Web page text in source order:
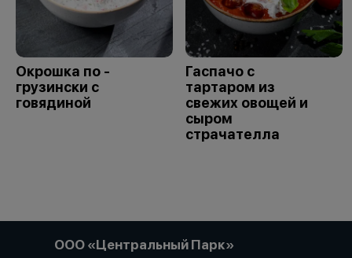
Окрошка по -
грузински с
говядиной
Гаспачо с
тартаром из
свежих овощей и
сыром
страчателла
ООО «Центральный Парк»